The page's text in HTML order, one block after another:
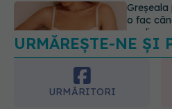
cu
la
URMĂRITORI
365